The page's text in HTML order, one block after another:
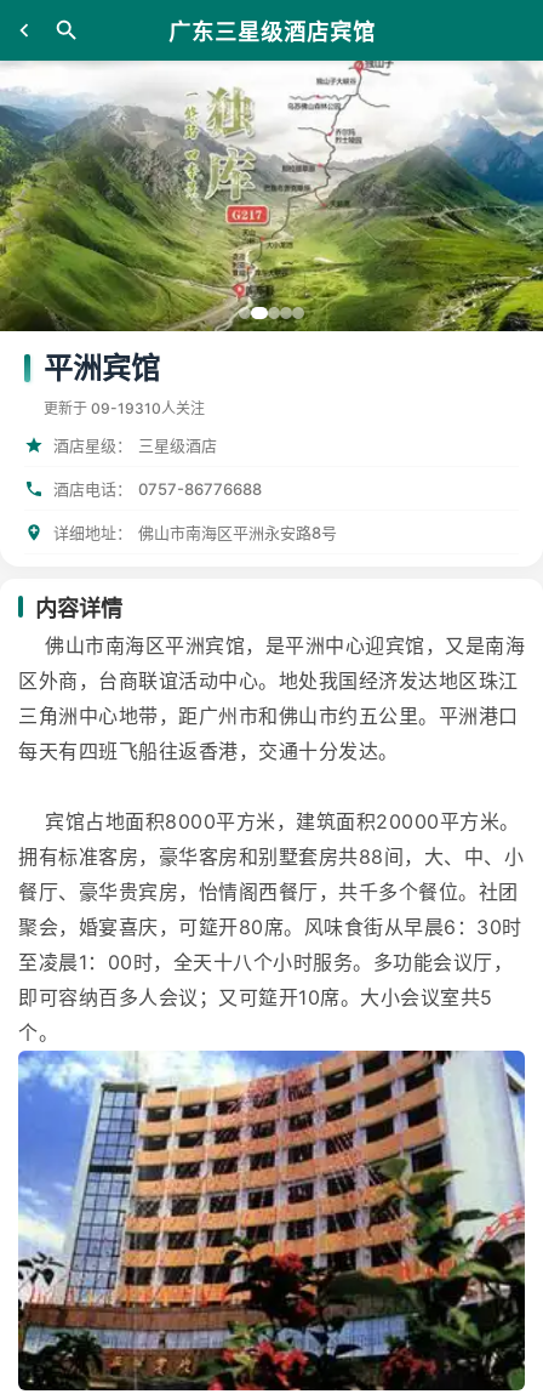
广东三星级酒店宾馆
平洲宾馆
更新于 09-19310人关注
酒店星级： 三星级酒店
酒店电话： 0757-86776688
详细地址： 佛山市南海区平洲永安路8号
内容详情
佛山市南海区平洲宾馆，是平洲中心迎宾馆，又是南海
区外商，台商联谊活动中心。地处我国经济发达地区珠江
三角洲中心地带，距广州市和佛山市约五公里。平洲港口
每天有四班飞船往返香港，交通十分发达。
宾馆占地面积8000平方米，建筑面积20000平方米。
拥有标准客房，豪华客房和别墅套房共88间，大、中、小
餐厅、豪华贵宾房，怡情阁西餐厅，共千多个餐位。社团
聚会，婚宴喜庆，可筵开80席。风味食街从早晨6：30时
至凌晨1：00时，全天十八个小时服务。多功能会议厅，
即可容纳百多人会议；又可筵开10席。大小会议室共5
个。